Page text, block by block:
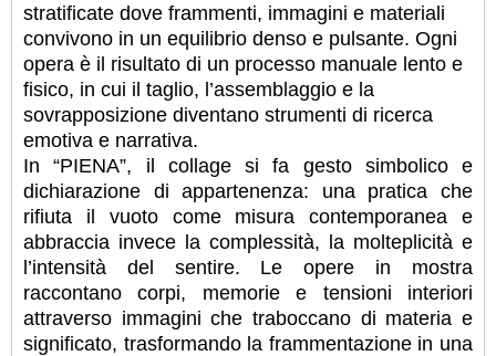
stratificate dove frammenti, immagini e materiali
convivono in un equilibrio denso e pulsante. Ogni
opera è il risultato di un processo manuale lento e
fisico, in cui il taglio, l’assemblaggio e la
sovrapposizione diventano strumenti di ricerca
emotiva e narrativa.
In “PIENA”, il collage si fa gesto simbolico e
dichiarazione di appartenenza: una pratica che
rifiuta il vuoto come misura contemporanea e
abbraccia invece la complessità, la molteplicità e
l’intensità del sentire. Le opere in mostra
raccontano corpi, memorie e tensioni interiori
attraverso immagini che traboccano di materia e
significato, trasformando la frammentazione in una